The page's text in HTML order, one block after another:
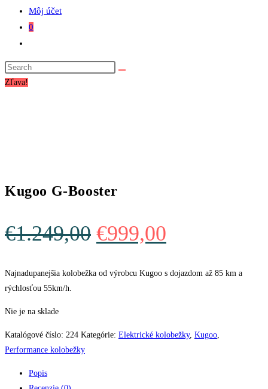
Môj účet
0
search
Zľava!
Kugoo G-Booster
€1.249,00 Original
was:
€999,00
is:
Najnadupanejšia kolobežka od výrobcu Kugoo s dojazdom až 85 km a
rýchlosťou 55km/h.
Nie je na sklade
Katalógové číslo: 224 Kategórie: Elektrické kolobežky, Kugoo,
Performance kolobežky
Popis